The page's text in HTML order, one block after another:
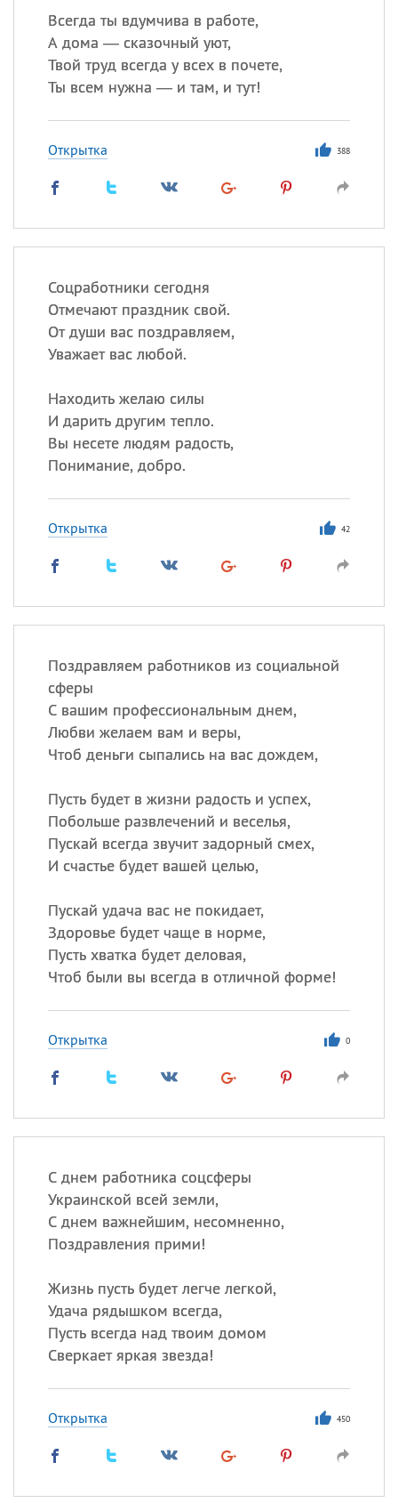
Всегда ты вдумчива в работе,
А дома — сказочный уют,
Твой труд всегда у всех в почете,
Ты всем нужна — и там, и тут!
Открытка 388
Соцработники сегодня
Отмечают праздник свой.
От души вас поздравляем,
Уважает вас любой.
Находить желаю силы
И дарить другим тепло.
Вы несете людям радость,
Понимание, добро.
Открытка 42
Поздравляем работников из социальной
сферы
С вашим профессиональным днем,
Любви желаем вам и веры,
Чтоб деньги сыпались на вас дождем,
Пусть будет в жизни радость и успех,
Побольше развлечений и веселья,
Пускай всегда звучит задорный смех,
И счастье будет вашей целью,
Пускай удача вас не покидает,
Здоровье будет чаще в норме,
Пусть хватка будет деловая,
Чтоб были вы всегда в отличной форме!
Открытка 0
С днем работника соцсферы
Украинской всей земли,
С днем важнейшим, несомненно,
Поздравления прими!
Жизнь пусть будет легче легкой,
Удача рядышком всегда,
Пусть всегда над твоим домом
Сверкает яркая звезда!
Открытка 450